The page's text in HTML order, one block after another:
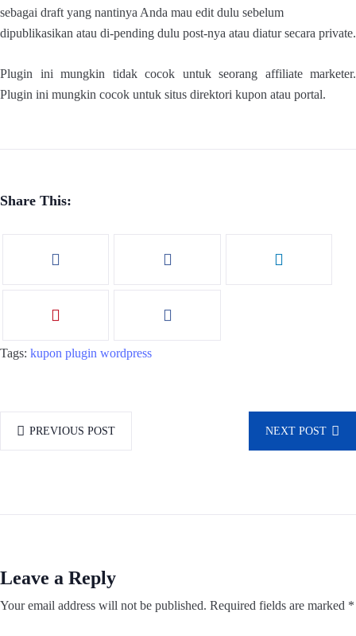
sebagai draft yang nantinya Anda mau edit dulu sebelum
dipublikasikan atau di-pending dulu post-nya atau diatur secara private.
Plugin ini mungkin tidak cocok untuk seorang affiliate marketer.
Plugin ini mungkin cocok untuk situs direktori kupon atau portal.
Share This:
Tags: kupon plugin wordpress
PREVIOUS POST NEXT POST
Leave a Reply
Your email address will not be published. Required fields are marked *